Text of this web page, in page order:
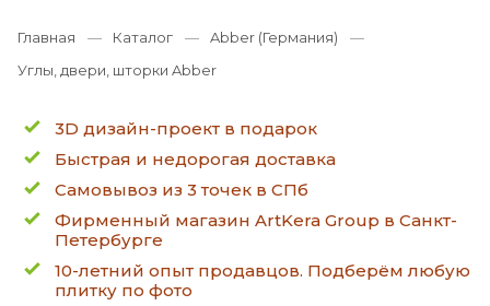
Главная — Каталог — Abber (Германия)
—
Углы, двери, шторки Abber
3D дизайн-проект в подарок
Быстрая и недорогая доставка
Самовывоз из 3 точек в СПб
Фирменный магазин ArtKera Group в Санкт-
Петербурге
10-летний опыт продавцов. Подберём любую
плитку по фото